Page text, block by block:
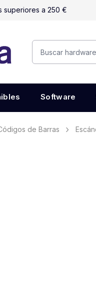
superiores a 250 €
Software
de Barras